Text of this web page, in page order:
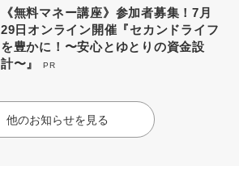
《無料マネー講座》参加者募集！7月
29日オンライン開催『セカンドライフ
を豊かに！〜安心とゆとりの資金設
計〜』
PR
他のお知らせを見る